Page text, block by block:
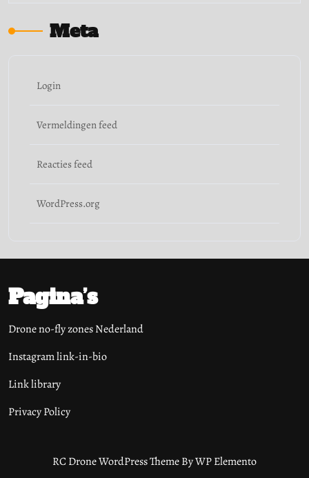
Meta
Login
Vermeldingen feed
Reacties feed
WordPress.org
Pagina’s
Drone no-fly zones Nederland
Instagram link-in-bio
Link library
Privacy Policy
RC Drone WordPress ThemeBy WP Elemento